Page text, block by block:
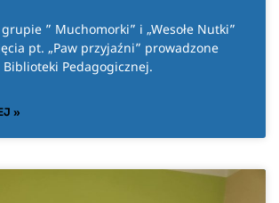
” Muchomorki” i „Wesołe Nutki”
pt. „Paw przyjaźni” prowadzone
Biblioteki Pedagogicznej.
»